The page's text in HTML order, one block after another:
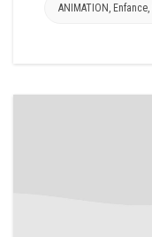
ANIMATION, Enfance,